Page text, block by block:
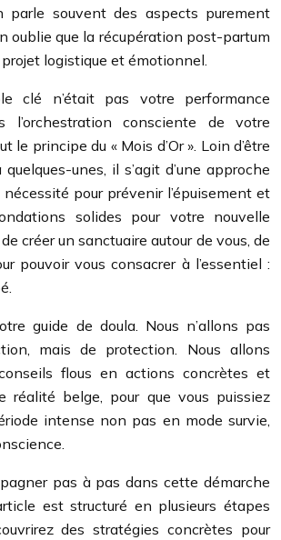
parle souvent des aspects purement
oublie que la récupération post-partum
logistique et émotionnel.
clé n’était pas votre performance
l’orchestration consciente de votre
le principe du « Mois d’Or ». Loin d’être
unes, il s’agit d’une approche
pour prévenir l’épuisement et
solides pour votre nouvelle
de créer un sanctuaire autour de vous, de
pouvoir vous consacrer à l’essentiel :
guide de doula. Nous n’allons pas
mais de protection. Nous allons
flous en actions concrètes et
réalité belge, pour que vous puissiez
intense non pas en mode survie,
pas à pas dans cette démarche
est structuré en plusieurs étapes
des stratégies concrètes pour